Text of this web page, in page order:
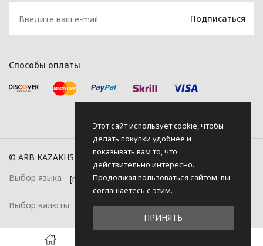
Способы оплаты
© ARB KAZAKHSTAN, 2026
Выбор языка
Выбор валюты
Этот сайт использует cookie, чтобы
делать покупки удобнее и
показывать вам то, что
действительно интересно.
Продолжая пользоваться сайтом, вы
соглашаетесь с этим.
ПРИНЯТЬ